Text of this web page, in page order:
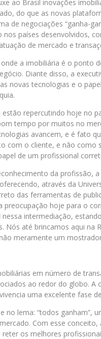
ao Brasil inovações
do que as novas
de negociações “ganha-
países desenvolvidos,
de mercado e
a imobiliária é o ponto
Diante disso, a
novas tecnologias e o
repercutindo hoje no
tempo por muitos no
avancem, e é fato
com o cliente, e não como
de um profissional
da profissão,
através da
das ferramentas de
hoje para o
intermediação,
Nós até brincamos aqui na
meramente um
em número de
ao redor do globo. A
uma excelente fase
no lema: “todos ganham”,
Com esse
os melhores